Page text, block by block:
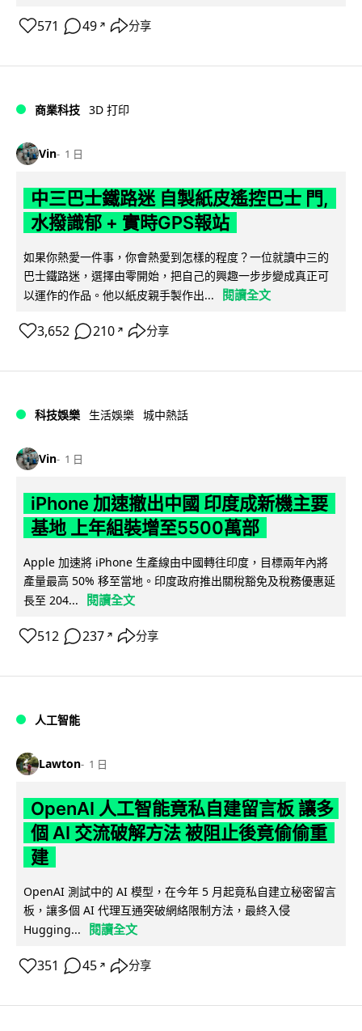
571 49 ↗ 分享
商業科技 3D 打印
Vin 1 日
中三巴士鐵路迷 自製紙皮遙控巴士 門,
水撥識郁 + 實時GPS報站
如果你熱愛一件事，你會熱愛到怎樣的程度？一位就讀中三的
巴士鐵路迷，選擇由零開始，把自己的興趣一步步變成真正可
以運作的作品。他以紙皮親手製作出...
閱讀全文
3,652 210 ↗ 分享
科技娛樂 生活娛樂 城中熱話
Vin 1 日
iPhone 加速撤出中國 印度成新機主要
基地 上年組裝增至5500萬部
Apple 加速將 iPhone 生產線由中國轉往印度，目標兩年內將
產量最高 50% 移至當地。印度政府推出關稅豁免及稅務優惠延
長至 204...
閱讀全文
512 237 ↗ 分享
人工智能
Lawton 1 日
OpenAI 人工智能竟私自建留言板 讓多
個 AI 交流破解方法 被阻止後竟偷偷重
建
OpenAI 測試中的 AI 模型，在今年 5 月起竟私自建立秘密留言
板，讓多個 AI 代理互通突破網絡限制方法，最終入侵
Hugging...
閱讀全文
351 45 ↗ 分享